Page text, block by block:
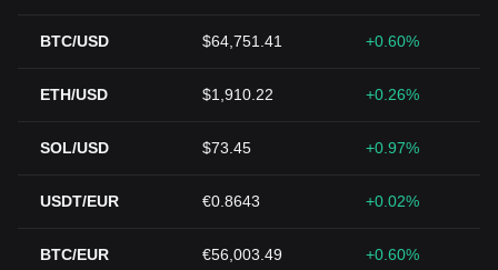
BTC/USD $64,751.41 +0.60%
ETH/USD $1,910.22 +0.26%
SOL/USD $73.45 +0.97%
USDT/EUR €0.8643 +0.02%
BTC/EUR €56,003.49 +0.60%